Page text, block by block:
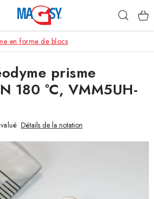
INOXYDABLE
de vente
(RGPD)
Contacte
en forme de blocs
prisme
180 °C, VMM5UH-
Détails de la notation